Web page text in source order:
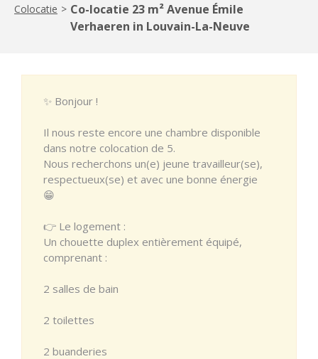
Colocatie > Co-locatie 23 m² Avenue Émile
Verhaeren in Louvain-La-Neuve
✨ Bonjour !
Il nous reste encore une chambre disponible
dans notre colocation de 5.
Nous recherchons un(e) jeune travailleur(se),
respectueux(se) et avec une bonne énergie
😁
👉 Le logement :
Un chouette duplex entièrement équipé,
comprenant :
2 salles de bain
2 toilettes
2 buanderies